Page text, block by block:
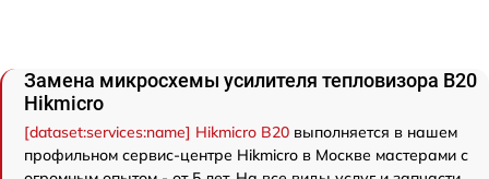
Замена микросхемы усилителя тепловизора B20
Hikmicro
[dataset:services:name] Hikmicro B20 выполняется в нашем
профильном сервис-центре Hikmicro в Москве мастерами с